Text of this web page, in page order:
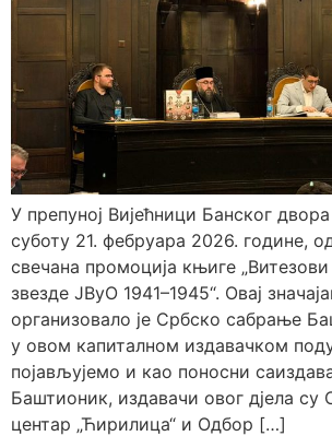
У препуној Вијећници Банског
суботу 21. фебруара 2026. године,
свечана промоција књиге
звезде ЈВуО 1941–1945“. Овај
организовало је Србско сабрање
у овом капиталном издавачком
појављујемо и као поносни
Баштионик, издавачи овог дјела су
центар „Ћирилица“ и Одбор […]